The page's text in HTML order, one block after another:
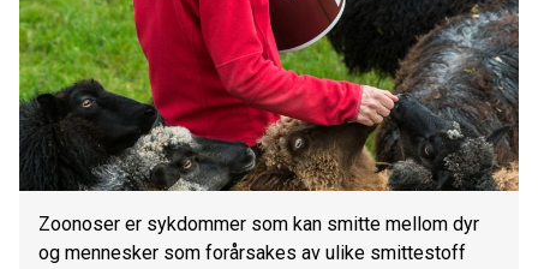
Zoonoser er sykdommer som kan smitte mellom dyr
og mennesker som forårsakes av ulike smittestoff